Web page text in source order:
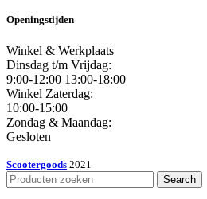
Openingstijden
Winkel & Werkplaats
Dinsdag t/m Vrijdag:
9:00-12:00 13:00-18:00
Winkel Zaterdag:
10:00-15:00
Zondag & Maandag:
Gesloten
Scootergoods 2021
Search